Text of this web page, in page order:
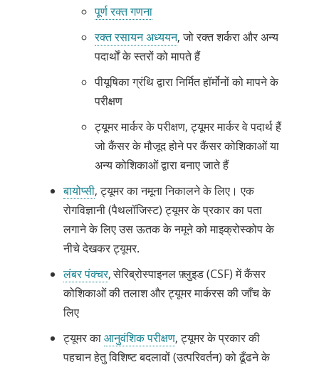
पूर्ण रक्त गणना
रक्त रसायन अध्ययन, जो रक्त शर्करा और अन्य
पदार्थों के स्तरों को मापते हैं
पीयूषिका ग्रंथि द्वारा निर्मित हॉर्मोनों को मापने के
परीक्षण
ट्यूमर मार्कर के परीक्षण, ट्यूमर मार्कर वे पदार्थ हैं
जो कैंसर के मौजूद होने पर कैंसर कोशिकाओं या
अन्य कोशिकाओं द्वारा बनाए जाते हैं
बायोप्सी, ट्यूमर का नमूना निकालने के लिए। एक
रोगविज्ञानी (पैथलॉजिस्ट) ट्यूमर के प्रकार का पता
लगाने के लिए उस ऊतक के नमूने को माइक्रोस्कोप के
नीचे देखकरट्यूमर.
लंबर पंक्चर, सेरिब्रोस्पाइनल फ़्लुइड (CSF) में कैंसर
कोशिकाओं की तलाश और ट्यूमर मार्करस की जाँच के
लिए
ट्यूमर काआनुवंशिक परीक्षण, ट्यूमर के प्रकार की
पहचान हेतु विशिष्ट बदलावों (उत्परिवर्तन) को ढूँढने के